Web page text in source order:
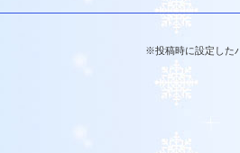
※投稿時に設定した